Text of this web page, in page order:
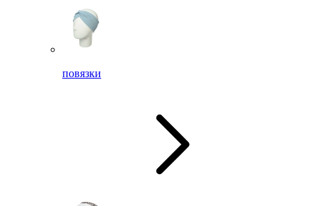
повязки